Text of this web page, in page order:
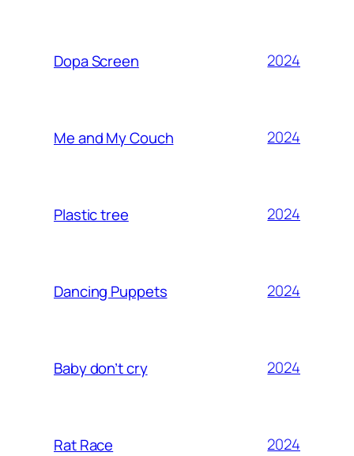
Dopa Screen 2024
Me and My Couch 2024
Plastic tree 2024
Dancing Puppets 2024
Baby don’t cry 2024
Rat Race 2024